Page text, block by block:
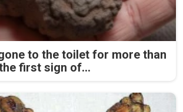
to the toilet for more than
first sign of...